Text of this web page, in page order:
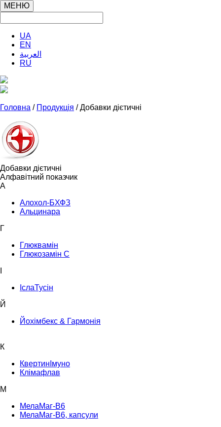
МЕНЮ
UA
EN
العربية
RU
Головна / Продукція / Добавки дієтичні
Добавки дієтичні
Алфавітний показчик
А
Алохол-БХФЗ
Альцинара
Г
Глюквамін
Глюкозамін С
ІслаТусін
Й
Йохімбекс & Гармонія
К
КвертинІмуно
Клімафлав
М
МелаМаг-В6
МелаМаг-В6, капсули